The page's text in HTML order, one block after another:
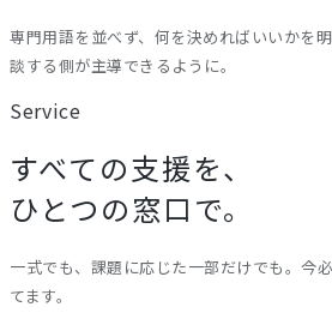
専門用語を並べず、何を決めればいいかを
談する側が主導できるように。
Service
すべての支援を、
ひとつの窓口で。
一式でも、課題に応じた一部だけでも。今
てます。